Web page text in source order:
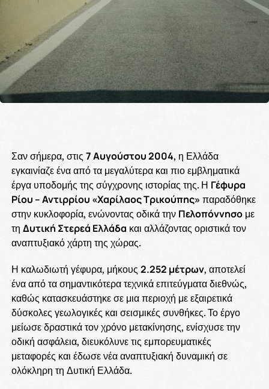
Σαν σήμερα, στις 7 Αυγούστου 2004, η Ελλάδα
εγκαινίαζε ένα από τα μεγαλύτερα και πιο εμβληματικά
έργα υποδομής της σύγχρονης ιστορίας της. Η Γέφυρα
Ρίου – Αντιρρίου «Χαρίλαος Τρικούπης» παραδόθηκε
στην κυκλοφορία, ενώνοντας οδικά την Πελοπόννησομε
τη Δυτική Στερεά Ελλάδα και αλλάζοντας οριστικά τον
αναπτυξιακό χάρτη της χώρας.
Η καλωδιωτή γέφυρα, μήκους 2.252 μέτρων, αποτελεί
ένα από τα σημαντικότερα τεχνικά επιτεύγματα διεθνώς,
καθώς κατασκευάστηκε σε μια περιοχή με εξαιρετικά
δύσκολες γεωλογικές και σεισμικές συνθήκες. Το έργο
μείωσε δραστικά τον χρόνο μετακίνησης, ενίσχυσε την
οδική ασφάλεια, διευκόλυνε τις εμπορευματικές
μεταφορές και έδωσε νέα αναπτυξιακή δυναμική σε
ολόκληρη τη Δυτική Ελλάδα.